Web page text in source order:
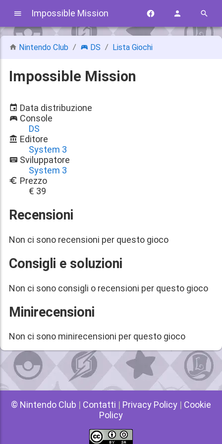
Impossible Mission
Nintendo Club DS Lista Giochi
Impossible Mission
Data distribuzione
Console
DS
Editore
System 3
Sviluppatore
System 3
Prezzo
€ 39
Recensioni
Non ci sono recensioni per questo gioco
Consigli e soluzioni
Non ci sono consigli o recensioni per questo gioco
Minirecensioni
Non ci sono minirecensioni per questo gioco
© Nintendo Club | Contatti | Privacy Policy | Cookie
Policy